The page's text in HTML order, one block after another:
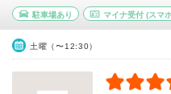
駐車場あり マイナ受付(スマ
土曜（〜12:30）